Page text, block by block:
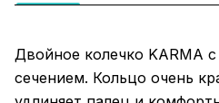
Двойное колечко KARMA
сечением. Кольцо очень